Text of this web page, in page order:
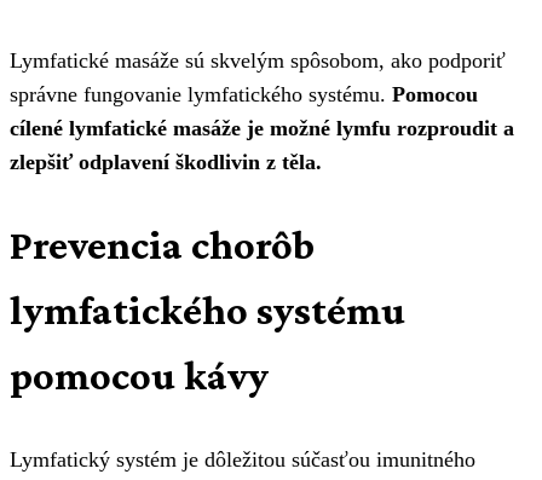
Lymfatické masáže sú skvelým spôsobom, ako podporiť
správne fungovanie lymfatického systému. Pomocou
cílené lymfatické masáže je možné lymfu rozproudit a
zlepšiť odplavení škodlivin z těla.
Prevencia chorôb
lymfatického systému
pomocou kávy
Lymfatický systém je dôležitou súčasťou imunitného